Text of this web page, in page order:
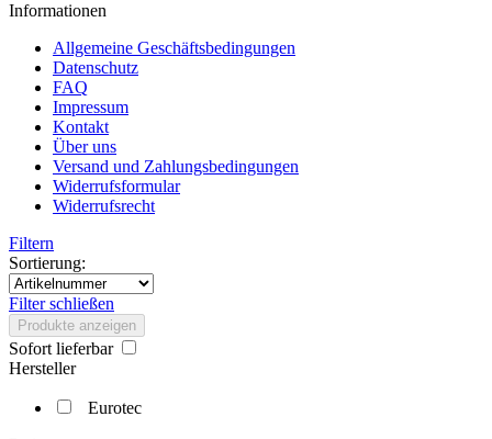
Informationen
Allgemeine Geschäftsbedingungen
Datenschutz
FAQ
Impressum
Kontakt
Über uns
Versand und Zahlungsbedingungen
Widerrufsformular
Widerrufsrecht
Filtern
Sortierung:
Filter schließen
Produkte anzeigen
Sofort lieferbar
Hersteller
Eurotec